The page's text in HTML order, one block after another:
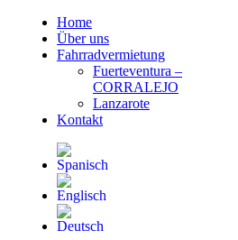
Home
Über uns
Fahrradvermietung
Fuerteventura –
CORRALEJO
Lanzarote
Kontakt